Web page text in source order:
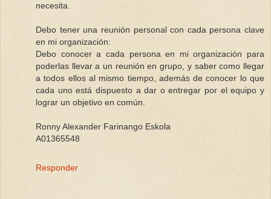
necesita.
Debo tener una reunión personal con cada persona clave
en mi organización:
Debo conocer a cada persona en mi organización para
poderlas llevar a un reunión en grupo, y saber como llegar
a todos ellos al mismo tiempo, además de conocer lo que
cada uno está dispuesto a dar o entregar por el equipo y
lograr un objetivo en común.
Ronny Alexander Farinango Eskola
A01365548
Responder